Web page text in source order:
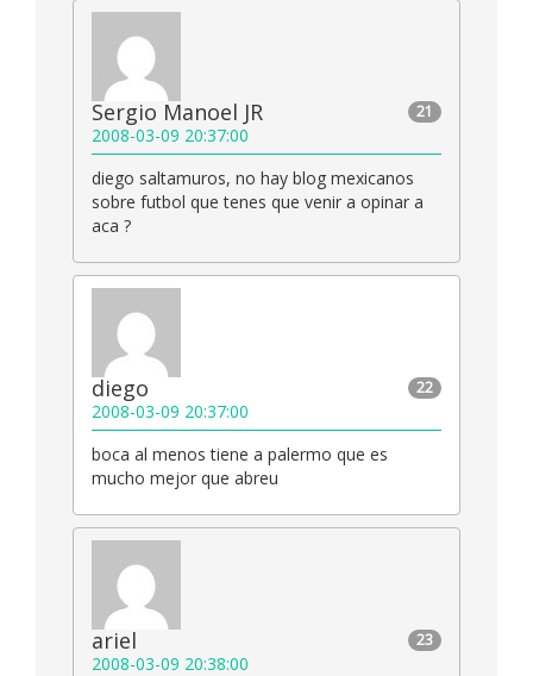
21
Sergio Manoel JR
2008-03-09 20:37:00
diego saltamuros, no hay blog mexicanos
sobre futbol que tenes que venir a opinar a
aca ?
22
diego
2008-03-09 20:37:00
boca al menos tiene a palermo que es
mucho mejor que abreu
23
ariel
2008-03-09 20:38:00